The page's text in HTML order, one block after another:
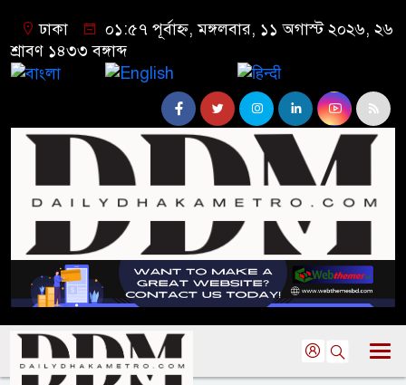
ঢাকা
০১:৫৭ পূর্বাহ্ন, মঙ্গলবার, ১১ অগাস্ট ২০২৬, ২৬
শ্রাবণ ১৪৩৩ বঙ্গাব্দ